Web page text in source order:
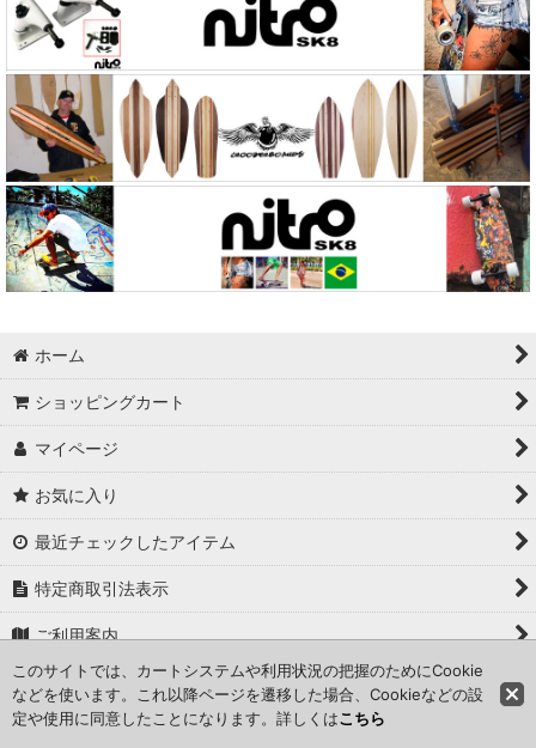
ホーム
ショッピングカート
マイページ
お気に入り
最近チェックしたアイテム
特定商取引法表示
ご利用案内
お問い合せ
このサイトでは、カートシステムや利用状況の把握のためにCookie
などを使います。これ以降ページを遷移した場合、Cookieなどの設
定や使用に同意したことになります。詳しくはこちら